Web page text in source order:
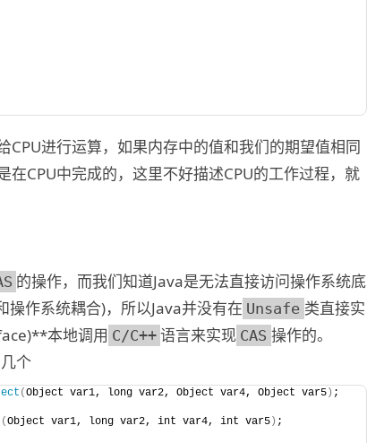
进行运算，如果内存中的值和我们的期望值相同
CPU中完成的，这里不好描述CPU的工作过程，就
的操作，而我们知道Java是无法直接访问操作系统底
操作系统耦合)，所以Java并没有在 Unsafe 类直接实
本地调用 C/C++ 语言来实现 CAS 操作的。
个
(Object var1, long var2, Object var4, Object var5 ) ;
(Object var1, long var2, int var4, int var5 ) ;